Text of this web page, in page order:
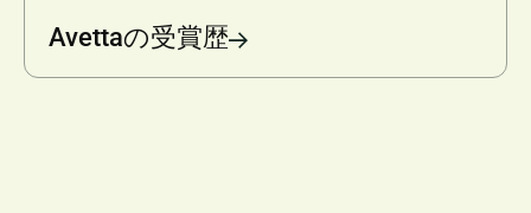
Avettaの受賞歴